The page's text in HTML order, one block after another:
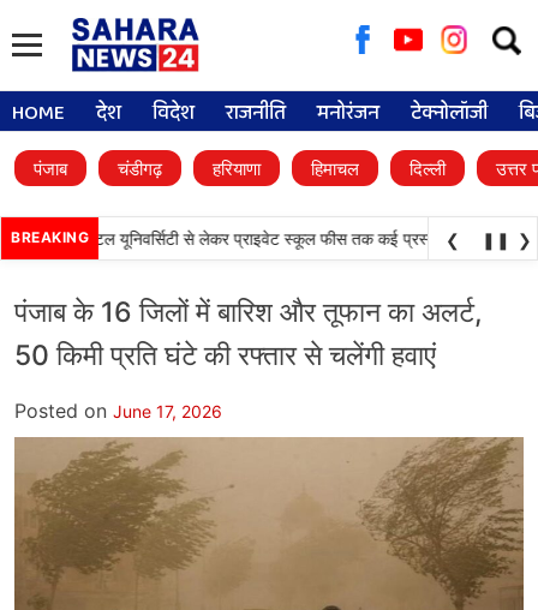
for:
HOME देश विदेश राजनीति मनोरंजन टेक्नोलॉजी
पंजाब चंडीगढ़ हरियाणा हिमाचल दिल्ली उत्तर
BREAKING
डिजिटल यूनिवर्सिटी से लेकर प्राइवेट स्कूल फीस तक कई प्रस्तावों को मंजूरी
❮ ❚❚ ❯
पंजाब के 16 जिलों में बारिश और तूफान का अलर्ट,
50 किमी प्रति घंटे की रफ्तार से चलेंगी हवाएं
Posted on June 17, 2026